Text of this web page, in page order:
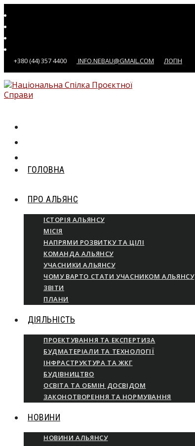
до
вмісту
+380 (44) 357 4400 INFO.NEBAU@GMAIL.COM ЛОГІН
ГОЛОВНА
ПРО АЛЬЯНС
ІСТОРІЯ АЛЬЯНСУ
МІСІЯ
НАПРЯМИ РОЗВИТКУ ТА ЦІЛІ
КОМАНДА АЛЬЯНСУ
УЧАСНИКИ АЛЬЯНСУ
ЧОМУ ВАРТО СТАТИ УЧАСНИКОМ АЛЬЯНСУ
ЗВІТИ
ПЛАНИ
ДІЯЛЬНІСТЬ
ПРОЕКТУВАННЯ ТА ЕКСПЕРТИЗА
БУДМАТЕРІАЛИ ТА ТЕХНОЛОГІЇ
ІНФРАСТРУКТУРА ТА ЖКГ
БУДІВНИЦТВО
ОСВІТА ТА ОБМІН ДОСВІДОМ
ЗАКОНОТВОРЕННЯ ТА НОРМУВАННЯ
НОВИНИ
НОВИНИ АЛЬЯНСУ